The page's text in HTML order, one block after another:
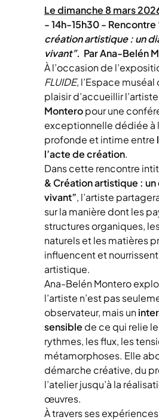
Le dimanche 8 mars
- 14h-15h30 - Rencontre
création artistique : un
vivant”. Par Ana-Belén
À l’occasion de
FLUIDE, l’Espace muséal
plaisir d’accueillir l’artiste
Monteropour une
exceptionnelle dédiée à
profonde et intime entre
l’acte de création.
Dans cette rencontre
& Création artistique :
vivant”, l’artiste
sur la manière dont les
structures organiques,
naturels et les matières
influencent et
artistique.
Ana-Belén Montero
l’artiste n’est pas
observateur, mais un
sensible de ce qui relie
rythmes, les flux, les
métamorphoses. Elle
démarche créative, du
l’atelier jusqu’à la
œuvres.
À travers ses